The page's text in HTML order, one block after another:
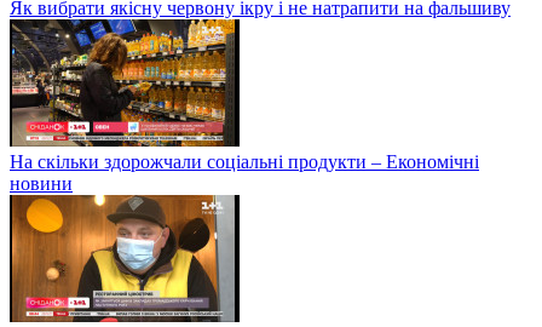
Як вибрати якісну червону ікру і не натрапити на фальшиву
На скільки здорожчали соціальні продукти – Економічні
новини